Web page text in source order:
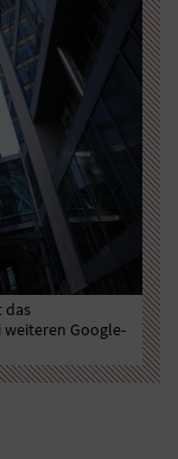
das
weiteren Google-